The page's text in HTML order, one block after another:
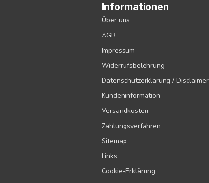
Informationen
Über uns
AGB
Impressum
Widerrufsbelehrung
Datenschutzerklärung / Disclaimer
Kundeninformation
Versandkosten
Zahlungsverfahren
Sitemap
Links
Cookie-Erklärung